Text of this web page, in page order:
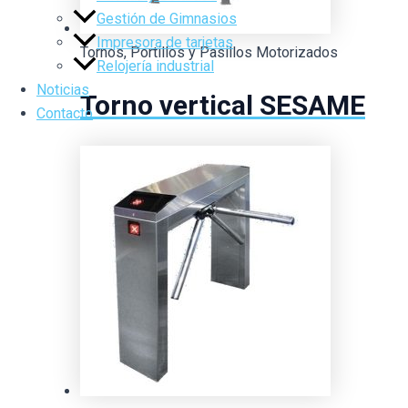
Gestión de Gimnasios
Impresora de tarjetas
Relojería industrial
Noticias
Contacto
Tornos, Portillos y Pasillos Motorizados
Torno vertical SESAME